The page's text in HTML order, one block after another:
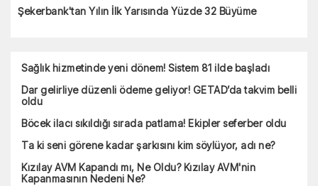
Şekerbank'tan Yılın İlk Yarısında Yüzde 32 Büyüme
Sağlık hizmetinde yeni dönem! Sistem 81 ilde başladı
Dar gelirliye düzenli ödeme geliyor! GETAD’da takvim belli
oldu
Böcek ilacı sıkıldığı sırada patlama! Ekipler seferber oldu
Ta ki seni görene kadar şarkısını kim söylüyor, adı ne?
Kızılay AVM Kapandı mı, Ne Oldu? Kızılay AVM'nin
Kapanmasının Nedeni Ne?